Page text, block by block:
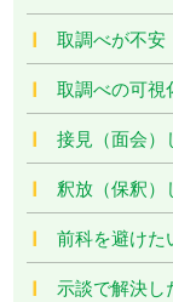
取調べが不安
取調べの可視
接見（面会）
釈放（保釈）
前科を避けた
示談で解決し